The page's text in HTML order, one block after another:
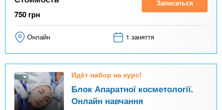
750 грн
Записаться
Онлайн 1 заняття
Идёт набор на курс!
Блок Апаратної косметології.
Онлайн навчання